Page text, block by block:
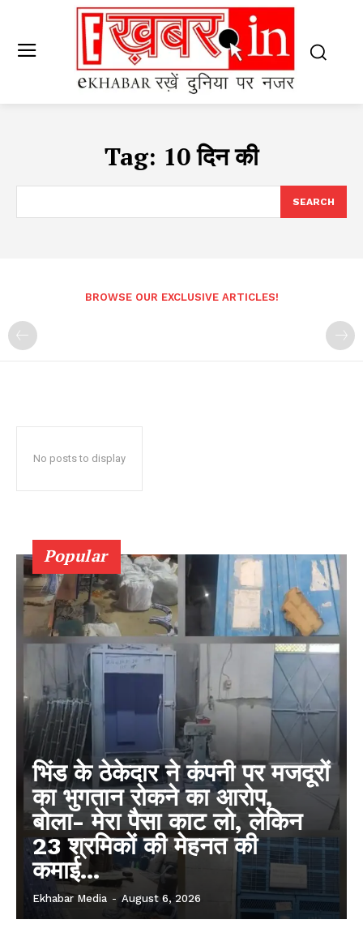
Tag: 10 दिन की
SEARCH
BROWSE OUR EXCLUSIVE ARTICLES!
No posts to display
Popular
भिंड के ठेकेदार ने कंपनी पर मजदूरों
का भुगतान रोकने का आरोप,
बोला- मेरा पैसा काट लो, लेकिन
23 श्रमिकों की मेहनत की
कमाई...
Ekhabar Media - August 6, 2026